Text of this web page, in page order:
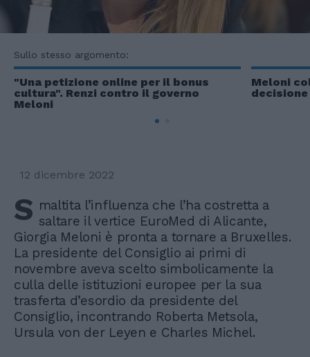
Sullo stesso argomento:
"Una petizione online per il bonus
cultura". Renzi contro il governo
Meloni
Meloni
12 dicembre 2022
S maltita l’influenza che l’ha costretta a
saltare il vertice EuroMed di Alicante,
Giorgia Meloni è pronta a tornare a Bruxelles.
La presidente del Consiglio ai primi di
novembre aveva scelto simbolicamente la
culla delle istituzioni europee per la sua
trasferta d’esordio da presidente del
Consiglio, incontrando Roberta Metsola,
Ursula von der Leyen e Charles Michel.